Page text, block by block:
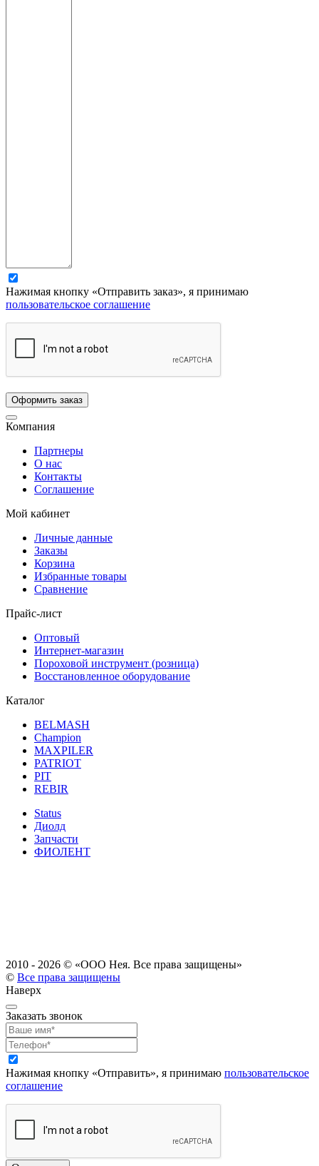
Нажимая кнопку «Отправить заказ», я принимаю
пользовательское соглашение
Компания
Партнеры
О нас
Контакты
Соглашение
Мой кабинет
Личные данные
Заказы
Корзина
Избранные товары
Сравнение
Прайс-лист
Оптовый
Интернет-магазин
Пороховой инструмент (розница)
Восстановленное оборудование
Каталог
BELMASH
Champion
MAXPILER
PATRIOT
PIT
REBIR
Status
Диолд
Запчасти
ФИОЛЕНТ
2010 - 2026 © «ООО Нея. Все права защищены»
© Все права защищены
Наверх
Заказать звонок
Нажимая кнопку «Отправить», я принимаю пользовательское
соглашение